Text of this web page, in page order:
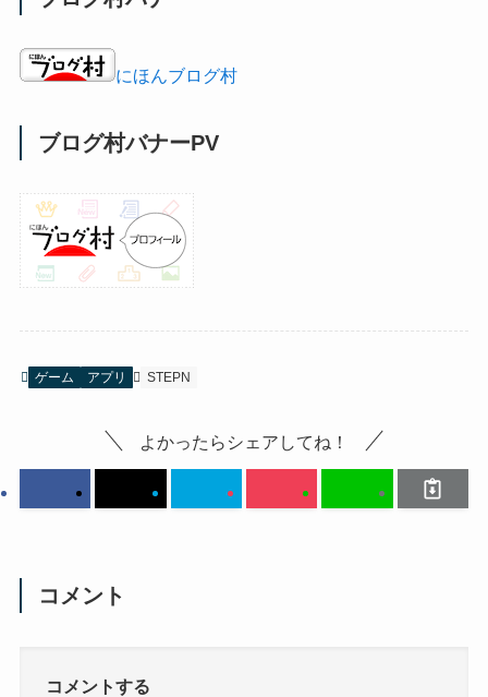
にほんブログ村
ブログ村バナーPV
ゲーム アプリ STEPN
よかったらシェアしてね！
コメント
コメントする